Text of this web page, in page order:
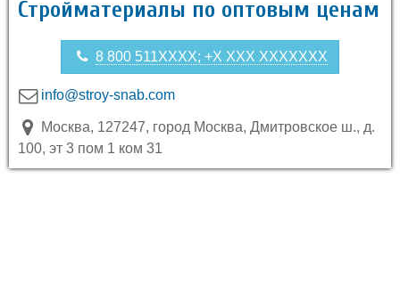
Стройматериалы по оптовым ценам
8 800 511XXXX; +X XXX XXXXXXX
info@stroy-snab.com
Москва, 127247, город Москва, Дмитровское ш., д.
100, эт 3 пом 1 ком 31